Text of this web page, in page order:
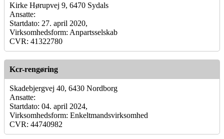
Kirke Hørupvej 9, 6470 Sydals
Ansatte:
Startdato: 27. april 2020,
Virksomhedsform: Anpartsselskab
CVR: 41322780
Kcr-rengøring
Skadebjergvej 40, 6430 Nordborg
Ansatte:
Startdato: 04. april 2024,
Virksomhedsform: Enkeltmandsvirksomhed
CVR: 44740982